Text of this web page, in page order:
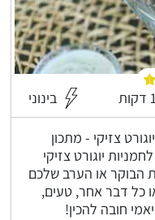
בינוני
צזיקי - מתכון
יוגורט צזיקי
הבוקר או הערב שלכם
כל דבר אחר, טעים,
חובה להכין!